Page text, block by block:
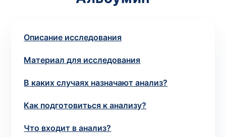
Описание исследования
Материал для исследования
В каких случаях назначают анализ?
Как подготовиться к анализу?
Что входит в анализ?
крови) – от 35 грн
Итого: 0 грн
Попередній запис на дослідження не